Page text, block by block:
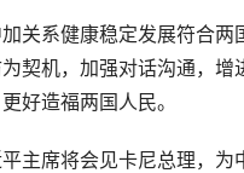
关系健康稳定发展符合
契机，加强对话沟通，
好造福两国人民。
主席将会见卡尼总理，